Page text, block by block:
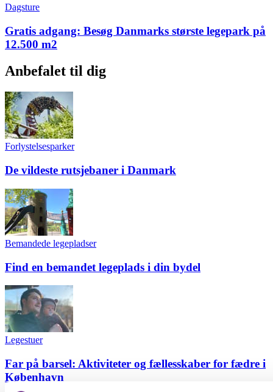
Dagsture
Gratis adgang: Besøg Danmarks største legepark på
12.500 m2
Anbefalet til dig
Forlystelsesparker
De vildeste rutsjebaner i Danmark
Bemandede legepladser
Find en bemandet legeplads i din bydel
Legestuer
Far på barsel: Aktiviteter og fællesskaber for fædre i
København